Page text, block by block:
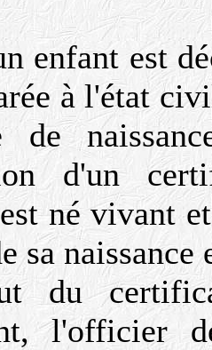
enfant est
à l'état
de
d'un
né vivant
sa naissance
du
l'officier